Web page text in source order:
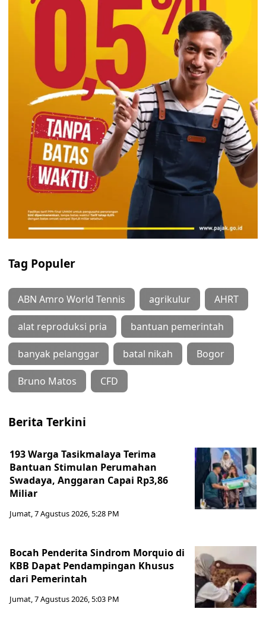
Tag Populer
ABN Amro World Tennis agrikulur AHRT
alat reproduksi pria bantuan pemerintah
banyak pelanggar batal nikah Bogor
Bruno Matos CFD
Berita Terkini
193 Warga Tasikmalaya Terima
Bantuan Stimulan Perumahan
Swadaya, Anggaran Capai Rp3,86
Miliar
Jumat, 7 Agustus 2026, 5:28 PM
Bocah Penderita Sindrom Morquio di
KBB Dapat Pendampingan Khusus
dari Pemerintah
Jumat, 7 Agustus 2026, 5:03 PM